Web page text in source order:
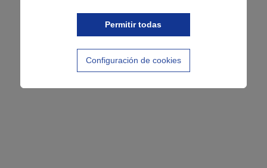
Permitir todas
Configuración de cookies